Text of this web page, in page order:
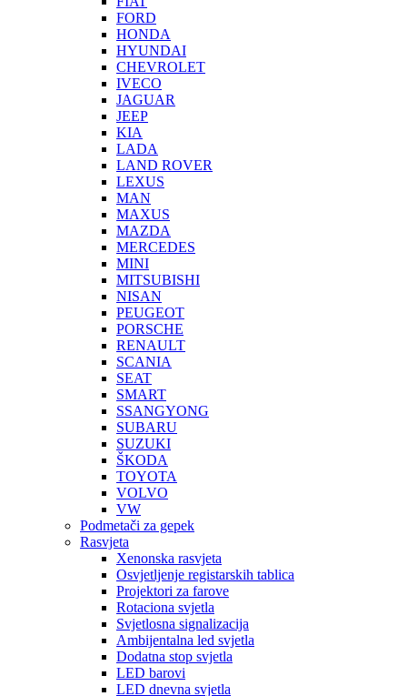
FORD
HONDA
HYUNDAI
CHEVROLET
IVECO
JAGUAR
JEEP
KIA
LADA
LAND ROVER
LEXUS
MAN
MAXUS
MAZDA
MERCEDES
MINI
MITSUBISHI
NISAN
PEUGEOT
PORSCHE
RENAULT
SCANIA
SEAT
SMART
SSANGYONG
SUBARU
SUZUKI
ŠKODA
TOYOTA
VOLVO
VW
Podmetači za gepek
Rasvjeta
Xenonska rasvjeta
Osvjetljenje registarskih tablica
Projektori za farove
Rotaciona svjetla
Svjetlosna signalizacija
Ambijentalna led svjetla
Dodatna stop svjetla
LED barovi
LED dnevna svjetla